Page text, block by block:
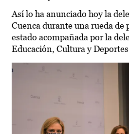
Así lo ha anunciado hoy la
Cuenca durante una rueda de
estado acompañada por la
Educación, Cultura y Deportes